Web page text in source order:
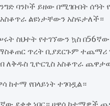
ባንኮች ይዘው በሚገቡበት ሰዓት
ልዩነታቸውን አስፍታለች።
ስህተት የተገኘውን ኳስ
ጥረት ቢያደርጉም
ለቅዱስ ጊዮርጊስ አስቆጥራ
ከተማ የበላይነት ተገባዷል።